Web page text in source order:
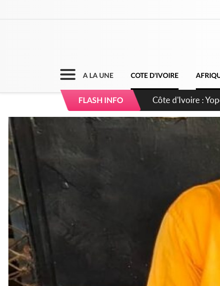
A LA UNE COTE D'IVOIRE
FLASH INFO
Côte d'Ivoire :
direction sur les